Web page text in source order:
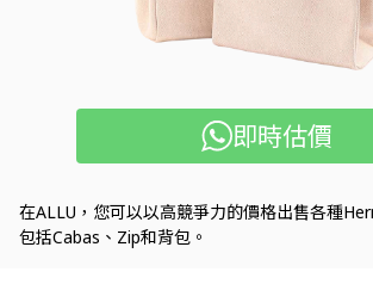
即時估價
在ALLU，您可以以高競爭力的價格出售各種
包括Cabas、Zip和背包。